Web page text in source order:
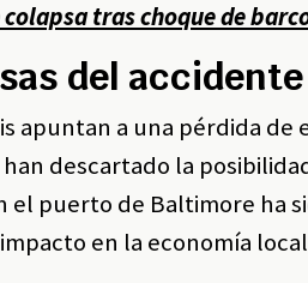
tras choque de
del
apuntan a una pérdida
descartado la
puerto de Baltimore ha
en la economía